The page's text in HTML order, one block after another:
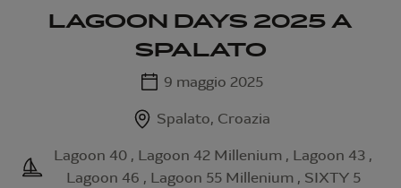
LAGOON DAYS 2025 A
SPALATO
9 maggio 2025
Spalato, Croazia
Lagoon 40 , Lagoon 42 Millenium , Lagoon 43 ,
Lagoon 46 , Lagoon 55 Millenium , SIXTY 5